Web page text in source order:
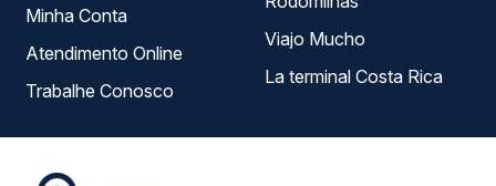
Minha Conta
Atendimento Online
Trabalhe Conosco
Viajo Mucho
La terminal Costa Rica